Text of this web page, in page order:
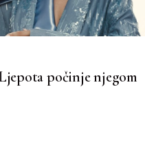
počinje njegom